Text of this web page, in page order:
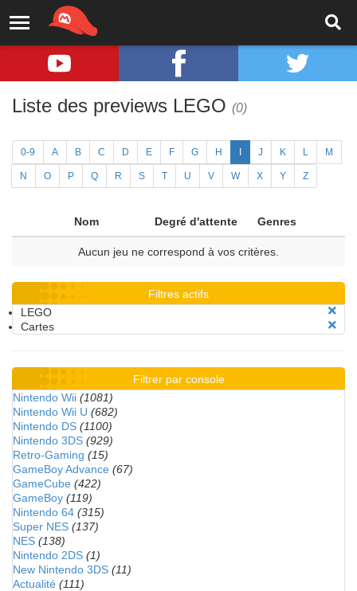
Liste des previews LEGO (0)
0-9 A B C D E F G H J K L M
N O P Q R S T U V W X Y Z
Nom Degré d'attente Genres
Aucun jeu ne correspond à vos critères.
Filtres actifs
LEGO
Cartes
Filtrer par console
Nintendo Wii (1081)
Nintendo Wii U (682)
Nintendo DS (1100)
Nintendo 3DS (929)
Retro-Gaming (15)
GameBoy Advance (67)
GameCube (422)
GameBoy (119)
Nintendo 64 (315)
Super NES (137)
NES (138)
Nintendo 2DS (1)
New Nintendo 3DS (11)
Actualité (111)